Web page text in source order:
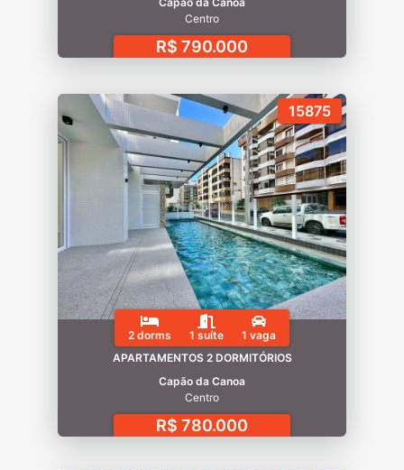
Centro
R$ 790.000
15875
2 dorms 1 suíte
1 vaga
APARTAMENTOS 2 DORMITÓRIOS
Capão da Canoa
Centro
R$ 780.000